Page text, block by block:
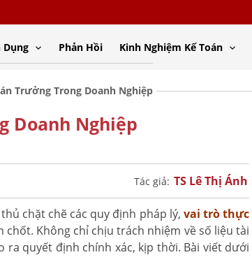
Dụng Phản Hồi Kinh Nghiệm Kế Toán
Trưởng Trong Doanh Nghiệp
Doanh Nghiệp
Tác giả: TS Lê Thị Ánh
chặt chẽ các quy định pháp lý, vai trò thực
Không chỉ chịu trách nhiệm về số liệu tài
ra quyết định chính xác, kịp thời. Bài viết dưới